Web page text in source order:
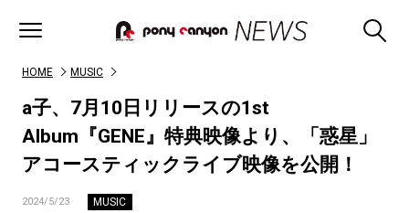
HOME MUSIC
a子、7月10日リリースの1st
Album『GENE』特典映像より、「惑星」
アコースティックライブ映像を公開！
2024/5/23 MUSIC